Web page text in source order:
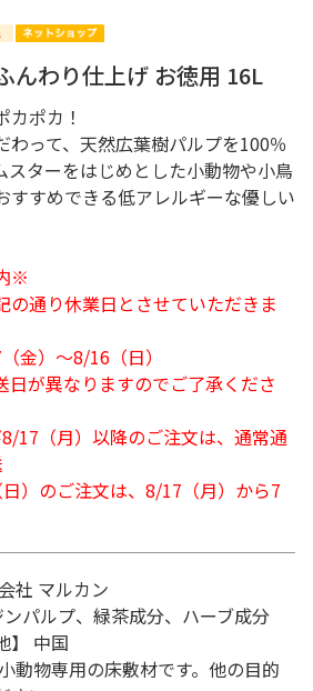
んわり仕上げ お徳用 16L
ポカ！
わって、天然広葉樹パルプを100％
スターをはじめとした小動物や小鳥
すすめできる低アレルギーな優しい
※
の通り休業日とさせていただきま
金）～8/16（日）
日が異なりますのでご了承くださ
17（月）以降のご注文は、通常通
）のご注文は、8/17（月）から7
社 マルカン
ンパルプ、緑茶成分、ハーブ成分
】 中国
動物専用の床敷材です。他の目的